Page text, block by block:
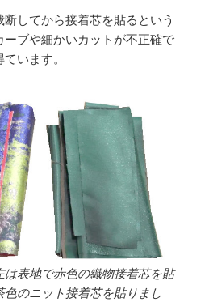
してから接着芯を貼るという
ーブや細かいカットが不正確で
います。
は表地で赤色の織物接着芯を貼
色のニット接着芯を貼りまし